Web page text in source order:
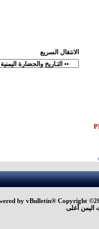
الانتقال السريع
by vBulletin® Copyright
اليمن أغلى